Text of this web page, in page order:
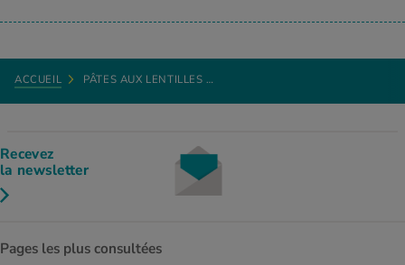
ACCUEIL PÂTES AUX LENTILLES …
Recevez
la newsletter
Pages les plus consultées